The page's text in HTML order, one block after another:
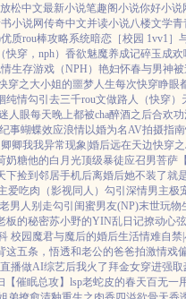
放松中文最新小说笔趣阁小说你好小说
小说网传奇中文并读小说八楼文学青
优质rou棒攻略系统暗恋［校园 1vv1］
穿，nph） 香欲魅魔养成记碎玉成欢
生存游戏（NPH） 艳妇怀春与男神
穿之大小姐的噩梦人生每次快穿睁眼
纯情勾引 去三千rou文做路人（快穿）
人眼每天晚上都被cha醉酒之后合欢
事蝴蝶效应浪情以婚为名AV拍摄指南
卿我我异常现象|婚后远在天边快穿
奶糖他的白月光顶级暴徒应召男菩萨
下捡到邻居手机后离婚后她不装了就
爱吃肉 （影视同人）勾引深情男主极
男人别走勾引闺蜜男友(NP)末世玩物
板的秘密苏小野的YIN乱日记撩动心
校园 魔君与魔后的婚后生活情难自禁
这五条，悟透和老公的爸爸拍激情戏
播做AI综艺后我火了 拜金女穿进强
【催眠总攻】lsp老蛇皮的春天百无一